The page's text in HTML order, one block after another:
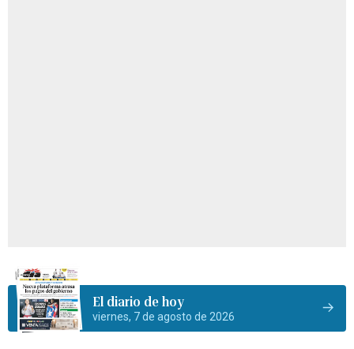
El diario de hoy
viernes, 7 de agosto de 2026